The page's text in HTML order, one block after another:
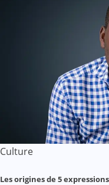
Culture
Les origines de 5